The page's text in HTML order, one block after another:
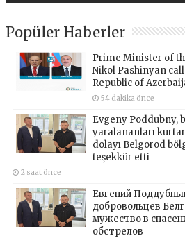
Popüler Haberler
Prime Minister of
Nikol Pashinyan
Republic of
54 dakika önce
Evgeny Poddubny,
yaralananları
dolayı Belgorod
teşekkür etti
2 saat önce
Евгений
добровольцев
мужество в
обстрелов